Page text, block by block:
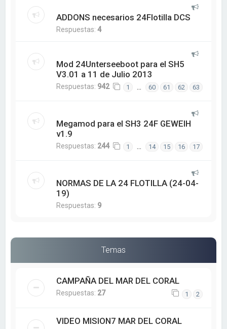
ADDONS necesarios 24Flotilla DCS
Respuestas:4
Mod 24Unterseeboot para el SH5
V3.01 a 11 de Julio 2013
Respuestas: 942 1 … 60 61 62 63
Megamod para el SH3 24F GEWEIH
v1.9
Respuestas: 244 1 … 14 15 16 17
NORMAS DE LA 24 FLOTILLA (24-04-
19)
Respuestas: 9
Temas
CAMPAÑA DEL MAR DEL CORAL
Respuestas: 27 1 2
VIDEO MISION7 MAR DEL CORAL